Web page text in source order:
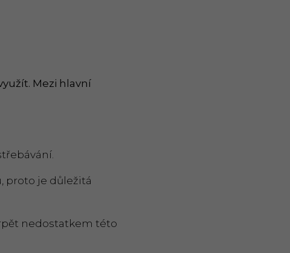
Mezi hlavní
proto je důležitá
nedostatkem této